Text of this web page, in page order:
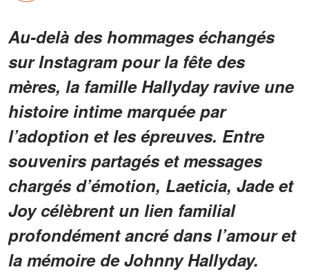
Au-delà des hommages échangés
sur Instagram pour la fête des
mères, la famille Hallyday ravive une
histoire intime marquée par
l’adoption et les épreuves. Entre
souvenirs partagés et messages
chargés d’émotion, Laeticia, Jade et
Joy célèbrent un lien familial
profondément ancré dans l’amour et
la mémoire de Johnny Hallyday.